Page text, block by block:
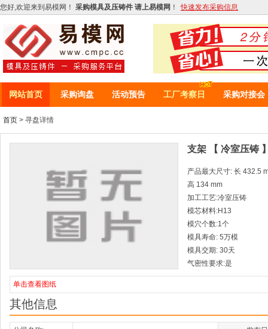
您好,欢迎来到易模网！ 采购模具及压铸件 请上易模网 ！ 快速发布采购信息
网站首页 采购询盘 活动预告 工厂考察日 采购对接会
首页 > 寻盘详情
支架 【 冷室压铸
产品最大尺寸: 长 432.5
高 134 mm
加工工艺:冷室压铸
模芯材料:H13
模穴个数:1个
模具寿命: 5万模
模具交期: 30天
气密性要求:是
单击查看图纸
其他信息